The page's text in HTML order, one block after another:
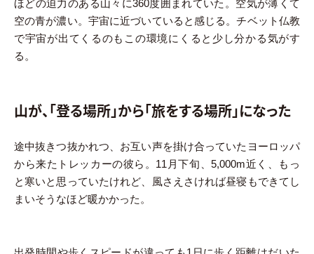
ほどの迫力のある山々に360度囲まれていた。空気が薄くて
空の青が濃い。宇宙に近づいていると感じる。チベット仏教
で宇宙が出てくるのもこの環境にくると少し分かる気がす
る。
山が、「登る場所」から「旅をする場所」になった
途中抜きつ抜かれつ、お互い声を掛け合っていたヨーロッパ
から来たトレッカーの彼ら。11月下旬、5,000m近く、もっ
と寒いと思っていたけれど、風さえさければ昼寝もできてし
まいそうなほど暖かかった。